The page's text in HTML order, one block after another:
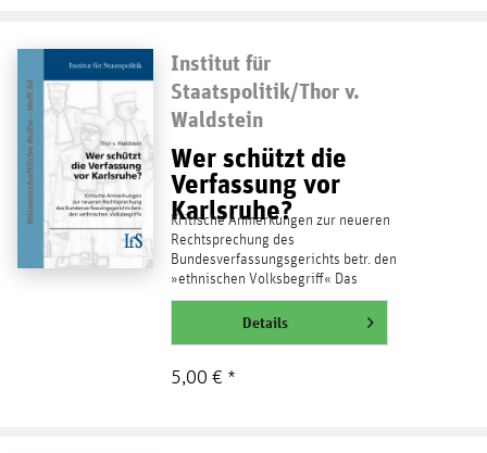
Institut für
Staatspolitik/Thor v.
Waldstein
Wer schützt die
Verfassung vor
Karlsruhe?
Kritische Anmerkungen zur neueren
Rechtsprechung des
Bundesverfassungsgerichts betr. den
»ethnischen Volksbegriff« Das
Bundesverfassungsgericht entwickelt in
seiner neueren...
weiterlesen
Details
5,00 € *